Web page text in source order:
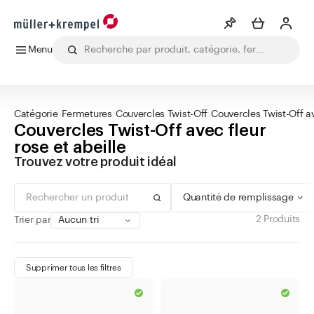
Menu
Liste de souhaits Voir plus
Info
Vous n'avez pas créé de wishlist
Matériel de pharmacie
Bouteilles
Fermetures
Accessoires pour bocaux à conserves
Catégorie Fermetures Couvercles Twist-Off Couvercles Twist-Off
Couvercles Twist-Off avec fleur
rose et abeille
Trouvez votre produit idéal
Quantité de remplissage
300 - 499 ml
500 - 999 ml
1000 - 10.000 ml
rouge
argent
or
jaune
blanc
noir
Trier par 2 Produits
Supprimer tous les filtres